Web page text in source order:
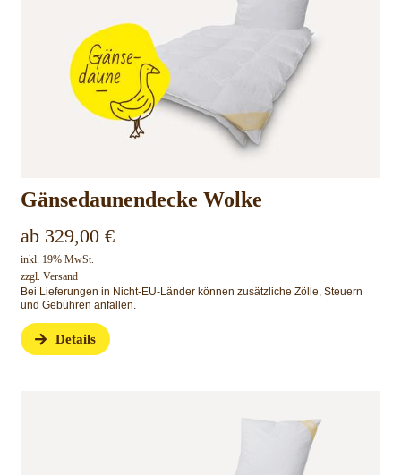
Gänsedaunendecke Wolke
ab 329,00 €
inkl. 19% MwSt.
zzgl. Versand
Bei Lieferungen in Nicht-EU-Länder können zusätzliche Zölle, Steuern
und Gebühren anfallen.
Details